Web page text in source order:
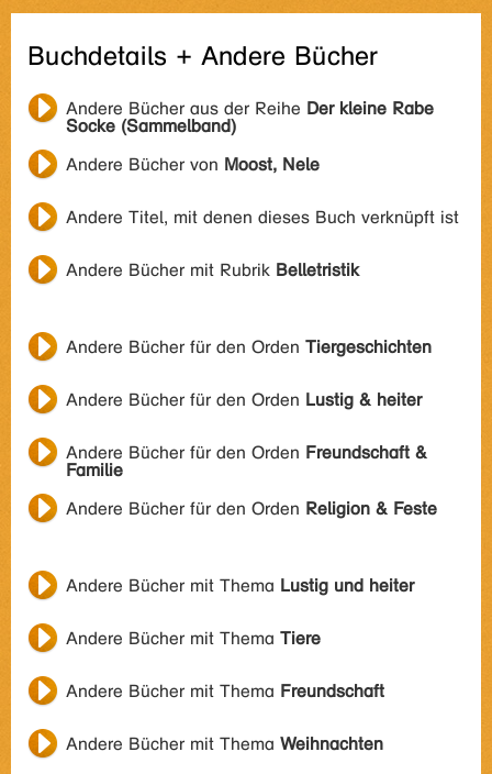
Buchdetails + Andere Bücher
Andere Bücher aus der Reihe Der kleine Rabe
Socke (Sammelband)
Andere Bücher von Moost, Nele
Andere Titel, mit denen dieses Buch verknüpft ist
Andere Bücher mit Rubrik Belletristik
Andere Bücher für den Orden Tiergeschichten
Andere Bücher für den Orden Lustig & heiter
Andere Bücher für den Orden Freundschaft &
Familie
Andere Bücher für den Orden Religion & Feste
Andere Bücher mit Thema Lustig und heiter
Andere Bücher mit Thema Tiere
Andere Bücher mit Thema Freundschaft
Andere Bücher mit Thema Weihnachten